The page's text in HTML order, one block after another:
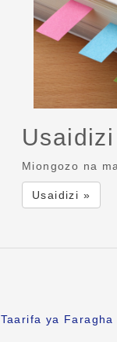
Usaidizi
Miongozo na
Usaidizi »
Taarifa ya Faragha